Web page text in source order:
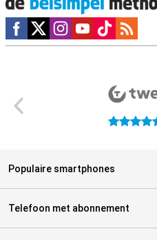
Social media
4.5 sterren
Populaire smartphones
Telefoon met abonnement